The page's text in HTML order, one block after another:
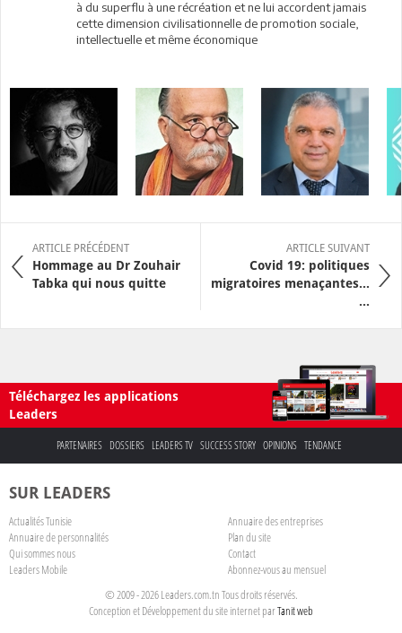
à du superflu à une récréation et ne lui accordent jamais
cette dimension civilisationnelle de promotion sociale,
intellectuelle et même économique
ARTICLE PRÉCÉDENT
Hommage au Dr Zouhair
Tabka qui nous quitte
ARTICLE SUIVANT
Covid 19: politiques
migratoires menaçantes…
...
Téléchargez les applications
Leaders
PARTENAIRES DOSSIERS LEADERS TV SUCCESS STORY OPINIONS TENDANCE
SUR LEADERS
Actualités Tunisie
Annuaire des entreprises
Annuaire de personnalités
Plan du site
Qui sommes nous
Contact
Leaders Mobile
Abonnez-vous au mensuel
© 2009 - 2026 Leaders.com.tn Tous droits réservés.
Conception et Développement du site internet parTanit web